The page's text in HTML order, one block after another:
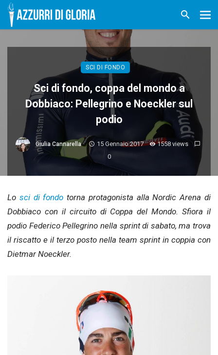
SCI DI FONDO
Sci di fondo, coppa del mondo a
Dobbiaco: Pellegrino e Noeckler sul
podio
Giulia Cannarella 15 Gennaio 2017
1558 views
0
Lo sci di fondo torna protagonista alla Nordic Arena di
Dobbiaco con il circuito di Coppa del Mondo. Sfiora il
podio Federico Pellegrino nella sprint di sabato, ma trova
il riscatto e il terzo posto nella team sprint in coppia con
Dietmar Noeckler.